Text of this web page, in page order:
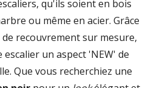
qu'ils soient en bois
ou même en acier. Grâce
recouvrement sur mesure,
un aspect 'NEW' de
Que vous recherchiez une